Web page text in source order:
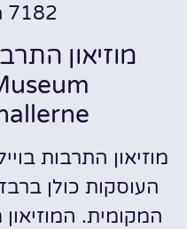
7182 Bredsten
מוזיאון התרבות
העוסקות כולן
המקומית.